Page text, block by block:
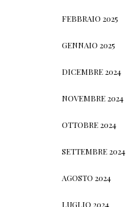
FEBBRAIO 2025
GENNAIO 2025
DICEMBRE 2024
NOVEMBRE 2024
OTTOBRE 2024
SETTEMBRE 2024
AGOSTO 2024
LUGLIO 2024